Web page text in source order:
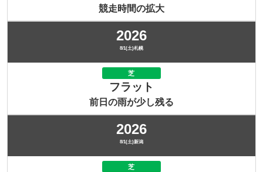
競走時間の拡大
2026
8/1(土)札幌
芝
フラット
前日の雨が少し残る
2026
8/1(土)新潟
芝